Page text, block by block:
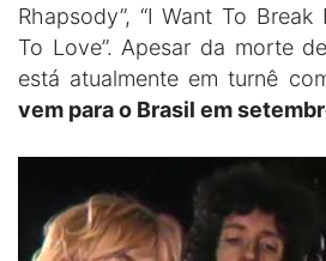
Rhapsody”, “I Want To Break
To Love”. Apesar da morte
está atualmente em turnê
vem para o Brasil em